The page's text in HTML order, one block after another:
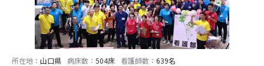
所在地： 山口県 病床数： 504床 看護師数： 639名